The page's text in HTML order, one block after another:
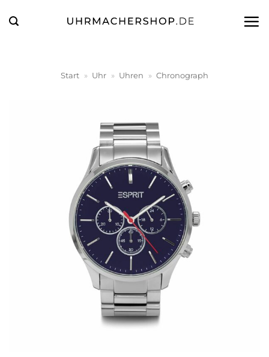
Inhalt
Start » Uhr » Uhren » Chronograph